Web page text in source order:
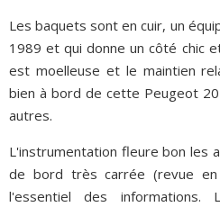
Les baquets sont en cuir, un
1989 et qui donne un côté chic
est moelleuse et le maintien
bien à bord de cette Peugeot
autres.
L'instrumentation fleure bon les
de bord très carrée (revue
l'essentiel des informations.